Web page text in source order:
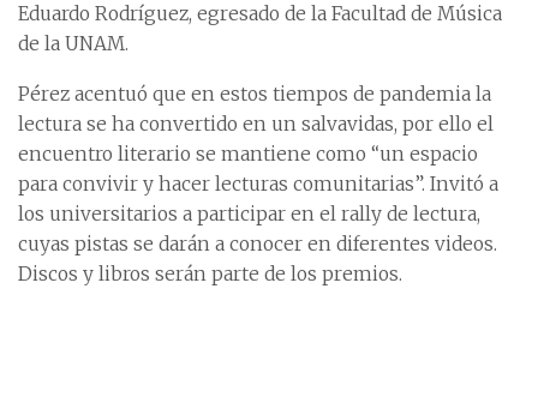
Eduardo Rodríguez, egresado de la Facultad de Música
de la UNAM.
Pérez acentuó que en estos tiempos de pandemia la
lectura se ha convertido en un salvavidas, por ello el
encuentro literario se mantiene como “un espacio
para convivir y hacer lecturas comunitarias”. Invitó a
los universitarios a participar en el rally de lectura,
cuyas pistas se darán a conocer en diferentes videos.
Discos y libros serán parte de los premios.